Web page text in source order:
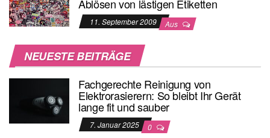
Ablösen von lästigen Etiketten
11. September 2009 Aus
NEUESTE BEITRÄGE
Fachgerechte Reinigung von
Elektrorasierern: So bleibt Ihr Gerät
lange fit und sauber
7. Januar 2025 0